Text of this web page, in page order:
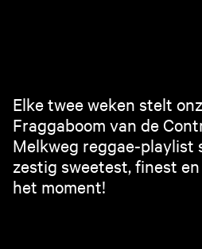
Elke twee weken stelt
Fraggaboom van de
Melkweg reggae-playlist
zestig sweetest, finest
het moment!